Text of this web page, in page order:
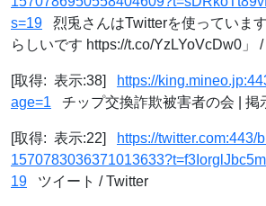
s=19 烈兎さんはTwitterを使っていま
らしいです https://t.co/YzLYoVcDw0」
[取得: 表示:38]
https://
age=1 チップ交換詐欺被害者の会 | 掲
[取得: 表示:22]
https://twitter.com:443/
19 ツイート / Twitter